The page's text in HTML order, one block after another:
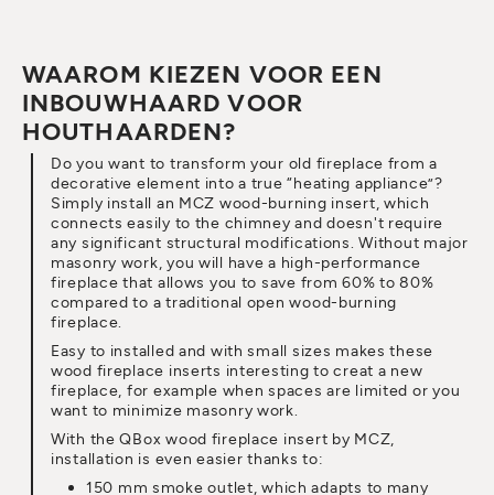
WAAROM KIEZEN VOOR EEN
INBOUWHAARD VOOR
HOUTHAARDEN?
Do you want to transform your old fireplace from a
decorative element into a true “heating appliance”?
Simply install an MCZ wood-burning insert, which
connects easily to the chimney and doesn't require
any significant structural modifications. Without major
masonry work, you will have a high-performance
fireplace that allows you to save from 60% to 80%
compared to a traditional open wood-burning
fireplace.
Easy to installed and with small sizes makes these
wood fireplace inserts interesting to creat a new
fireplace, for example when spaces are limited or you
want to minimize masonry work.
With the QBox wood fireplace insert by MCZ,
installation is even easier thanks to:
150 mm smoke outlet, which adapts to many